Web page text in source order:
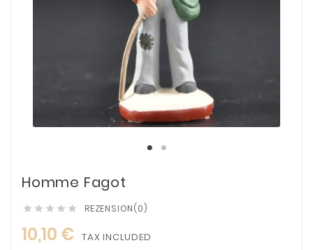
Homme Fagot
     REZENSION(0)
10,10 € TAX INCLUDED